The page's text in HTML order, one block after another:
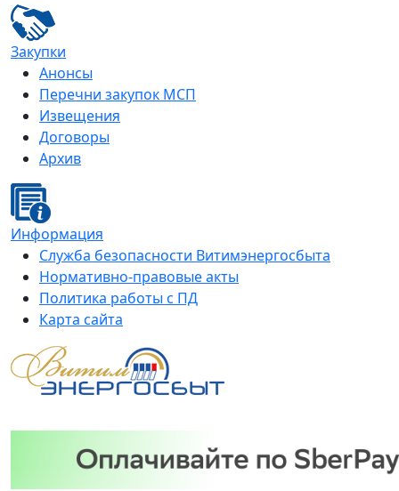
Закупки
Анонсы
Перечни закупок МСП
Извещения
Договоры
Архив
Информация
Служба безопасности Витимэнергосбыта
Нормативно-правовые акты
Политика работы с ПД
Карта сайта